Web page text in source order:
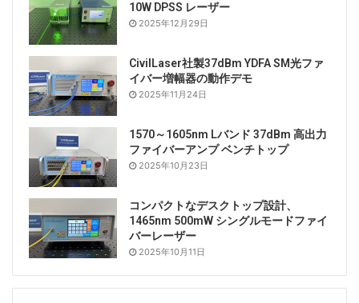
10W DPSS レーザー
2025年12月29日
CivilLaser社製37dBm YDFA SM光ファ
イバー増幅器の動作デモ
2025年11月24日
1570～1605nm Lバンド 37dBm 高出力
ファイバーアンプ ベンチトップ
2025年10月23日
コンパクトなデスクトップ設計、
1465nm 500mW シングルモードファイ
バーレーザー
2025年10月11日